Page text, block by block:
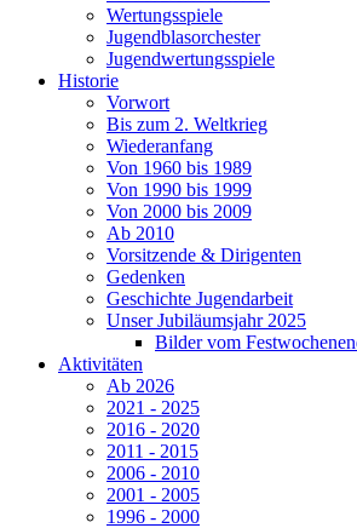
Wertungsspiele
Jugendblasorchester
Jugendwertungsspiele
Historie
Vorwort
Bis zum 2. Weltkrieg
Wiederanfang
Von 1960 bis 1989
Von 1990 bis 1999
Von 2000 bis 2009
Ab 2010
Vorsitzende & Dirigenten
Gedenken
Geschichte Jugendarbeit
Unser Jubiläumsjahr 2025
Bilder vom
Aktivitäten
Ab 2026
2021 - 2025
2016 - 2020
2011 - 2015
2006 - 2010
2001 - 2005
1996 - 2000